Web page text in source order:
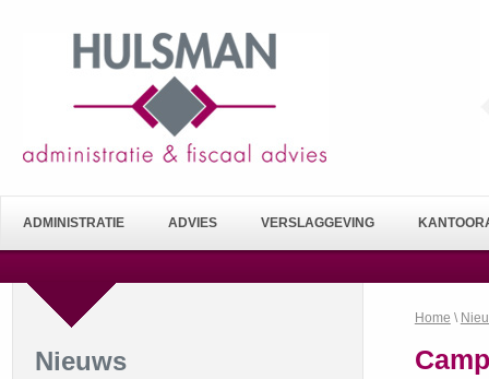
ADMINISTRATIE ADVIES VERSLAGGEVING
Nieuws
Home \